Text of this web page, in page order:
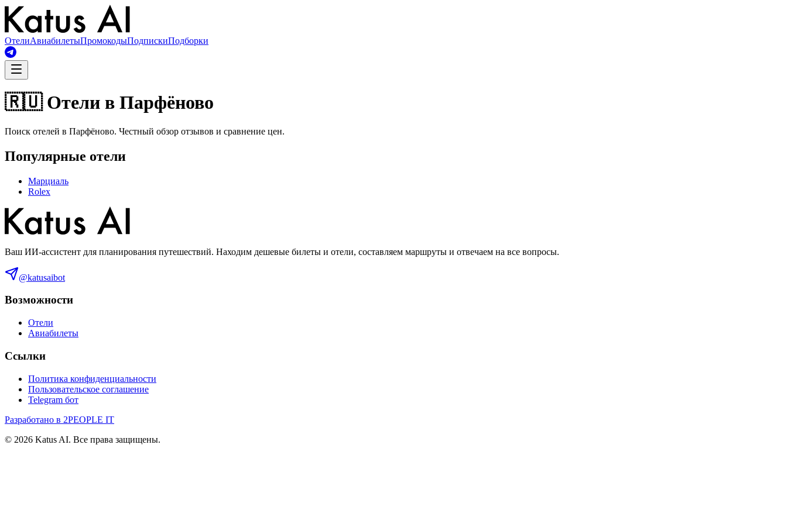
ОтелиАвиабилетыПромокодыПодпискиПодборки
🇷🇺 Отели в Парфёново
Поиск отелей в Парфёново. Честный обзор отзывов и сравнение цен.
Популярные отели
Марциаль
Rolex
Ваш ИИ-ассистент для планирования путешествий. Находим дешевые билеты и отели, составляем маршруты и отвечаем на все вопросы.
@katusaibot
Возможности
Отели
Авиабилеты
Ссылки
Политика конфиденциальности
Пользовательское соглашение
Telegram бот
Разработано в 2PEOPLE IT
© 2026 Katus AI. Все права защищены.